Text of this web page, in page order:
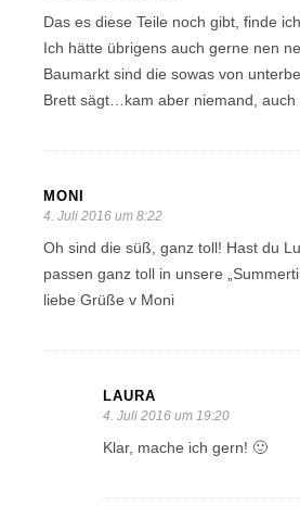
Das es diese Teile noch gibt, finde
Ich hätte übrigens auch gerne nen
Baumarkt sind die sowas von
Brett sägt…kam aber niemand,
MONI
4. Juli 2016 um 8:22
Oh sind die süß, ganz toll! Hast du
passen ganz toll in unsere
liebe Grüße v Moni
LAURA
4. Juli 2016 um 19:20
Klar, mache ich gern! 🙂